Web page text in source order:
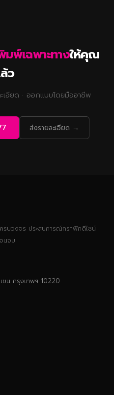
พ์เฉพาะทางให้คุณ
ว
เอียด · ออกแบบโดยมืออาชีพ
ส่งรายละเอียด →
รบวงจร ประสบการณ์กราฟิกดีไซน์
นจบ
ขน กรุงเทพฯ 10220